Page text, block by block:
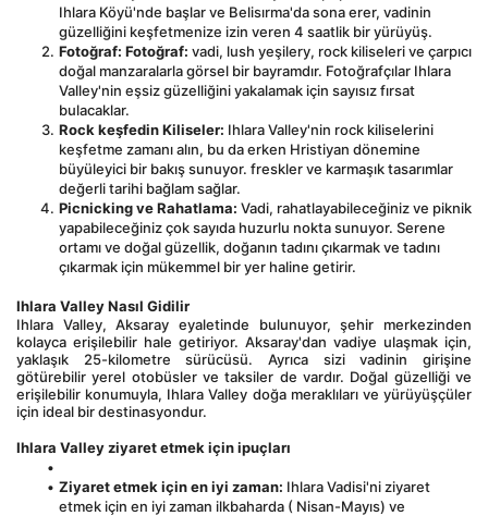
Ihlara Köyü'nde başlar ve Belisırma'da sona erer, vadinin
güzelliğini keşfetmenize izin veren 4 saatlik bir yürüyüş.
Fotoğraf: Fotoğraf: vadi, lush yeşilery, rock kiliseleri ve çarpıcı
doğal manzaralarla görsel bir bayramdır. Fotoğrafçılar Ihlara
Valley'nin eşsiz güzelliğini yakalamak için sayısız fırsat
bulacaklar.
Rock keşfedin Kiliseler: Ihlara Valley'nin rock kiliselerini
keşfetme zamanı alın, bu da erken Hristiyan dönemine
büyüleyici bir bakış sunuyor. freskler ve karmaşık tasarımlar
değerli tarihi bağlam sağlar.
Picnicking ve Rahatlama: Vadi, rahatlayabileceğiniz ve piknik
yapabileceğiniz çok sayıda huzurlu nokta sunuyor. Serene
ortamı ve doğal güzellik, doğanın tadını çıkarmak ve tadını
çıkarmak için mükemmel bir yer haline getirir.
Ihlara Valley Nasıl Gidilir
Ihlara Valley, Aksaray eyaletinde bulunuyor, şehir merkezinden
kolayca erişilebilir hale getiriyor. Aksaray'dan vadiye ulaşmak için,
yaklaşık 25-kilometre sürücüsü. Ayrıca sizi vadinin girişine
götürebilir yerel otobüsler ve taksiler de vardır. Doğal güzelliği ve
erişilebilir konumuyla, Ihlara Valley doğa meraklıları ve yürüyüşçüler
için ideal bir destinasyondur.
Ihlara Valley ziyaret etmek için ipuçları
Ziyaret etmek için en iyi zaman: Ihlara Vadisi'ni ziyaret
etmek için en iyi zaman ilkbaharda ( Nisan-Mayıs) ve